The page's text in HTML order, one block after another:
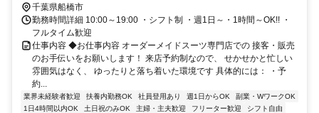
千葉県船橋市
勤務時間詳細 10:00～19:00 ・シフト制 ・週1日～・1時間～OK!! ・
フルタイム歓迎
仕事内容 ◆お仕事内容 オーダーメイドスーツ専門店での 接客・販売
のお手伝いをお願いします！ 来店予約制なので、 せかせかと忙しい
雰囲気はなく、 ゆったりと落ち着いた環境です 具体的には： ・予
約...
業界未経験者歓迎 扶養内勤務OK 社員登用あり 週1日からOK
副業・WワークOK
1日4時間以内OK
土日祝のみOK 主婦・主夫歓迎 フリーター歓迎
シフト自由